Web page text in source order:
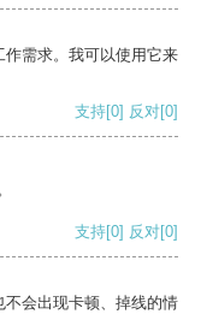
需求。我可以使用它来
支持[0] 反对[0]
支持[0] 反对[0]
会出现卡顿、掉线的情